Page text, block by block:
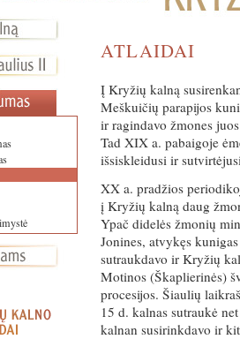
ATLAIDAI
Į Kryžių kalną
Meškuičių parapijos
ir ragindavo žmones
Tad XIX a. pabaigoje
išsiskleidusi ir
XX a. pradžios
į Kryžių kalną daug
Ypač didelės žmonių
Jonines, atvykęs
sutraukdavo ir Kryžių
Motinos (Škaplierinės)
procesijos. Šiaulių
15 d. kalnas sutraukė
kalnan susirinkdavo ir